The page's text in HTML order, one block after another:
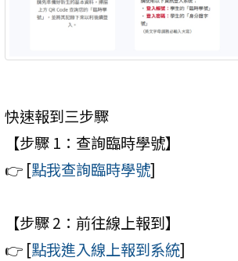
快速報到三步驟
【步驟 1：查詢臨時學號】
👉 [點我查詢臨時學號]
【步驟 2：前往線上報到】
👉 [點我進入線上報到系統]